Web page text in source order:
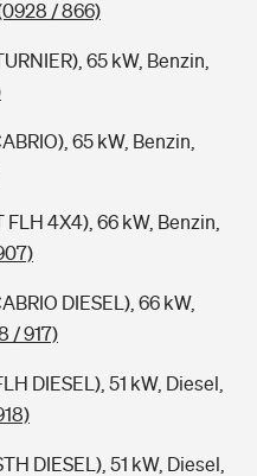
/ 866)
65 kW, Benzin,
65 kW, Benzin,
FLH 4X4), 66 kW, Benzin,
DIESEL), 66 kW,
/ 917)
DIESEL), 51 kW, Diesel,
DIESEL), 51 kW, Diesel,